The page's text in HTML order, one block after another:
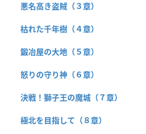
悪名高き盗賊（３章）
枯れた千年樹（４章）
鍛冶屋の大地（５章）
怒りの守り神（６章）
決戦！獅子王の魔城（７章）
極北を目指して（８章）